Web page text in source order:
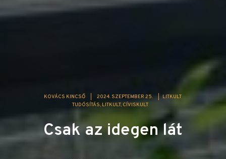
KOVÁCS KINCSŐ 2024. SZEPTEMBER 25. | LITKULT
TUDÓSÍTÁS LITKULT CÍVISKULT
Csak az idegen lát